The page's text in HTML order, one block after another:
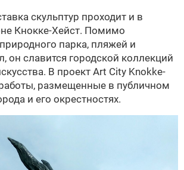
скульптур проходит и в
Кнокке-Хейст. Помимо
парка, пляжей и
он славится городской коллекций
В проект Art City Knokke-
размещенные в публичном
и его окрестностях.